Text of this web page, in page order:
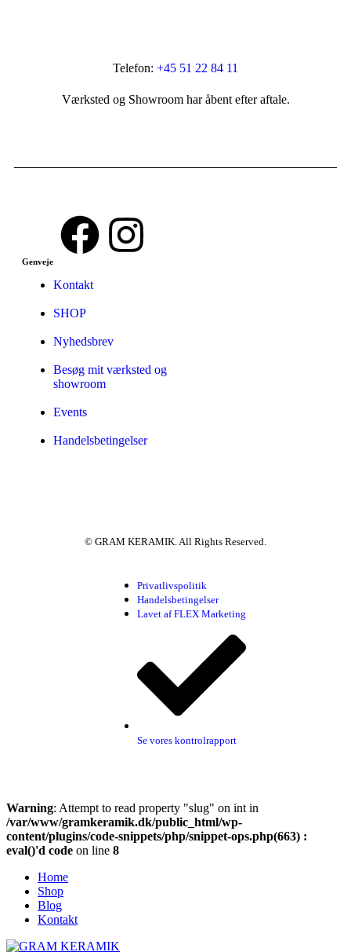
Telefon: +45 51 22 84 11
Værksted og Showroom har åbent efter aftale.
Genveje
Kontakt
SHOP
Nyhedsbrev
Besøg mit værksted og
showroom
Events
Handelsbetingelser
Privatlivspolitik
Handelsbetingelser
Lavet af FLEX Marketing
Se vores kontrolrapport
© GRAM KERAMIK. All Rights Reserved.
Warning: Attempt to read property "slug" on int in
/var/www/gramkeramik.dk/public_html/wp-
content/plugins/code-snippets/php/snippet-ops.php(663) :
eval()'d code on line 8
Home
Shop
Blog
Kontakt